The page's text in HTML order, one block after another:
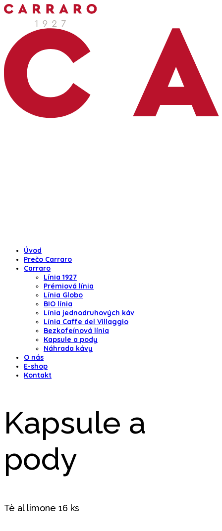
Úvod
Prečo Carraro
Carraro
Línia 1927
Prémiová línia
Línia Globo
BIO línia
Línia jednodruhových káv
Línia Caffe del Villaggio
Bezkofeínová línia
Kapsule a pody
Náhrada kávy
O nás
E-shop
Kontakt
Kapsule a
pody
Tè al limone 16 ks